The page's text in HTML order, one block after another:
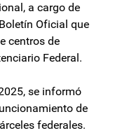
a cargo de
Oficial que
centros de
Federal.
se informó
de
federales.